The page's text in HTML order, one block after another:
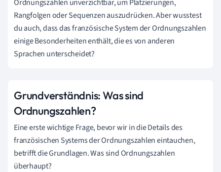
Ordnungszahlen unverzichtbar, um Platzierungen,
Rangfolgen oder Sequenzen auszudrücken. Aber wusstest
du auch, dass das französische System der Ordnungszahlen
einige Besonderheiten enthält, die es von anderen
Sprachen unterscheidet?
Grundverständnis: Was sind
Ordnungszahlen?
Eine erste wichtige Frage, bevor wir in die Details des
französischen Systems der Ordnungszahlen eintauchen,
betrifft die Grundlagen. Was sind Ordnungszahlen
überhaupt?